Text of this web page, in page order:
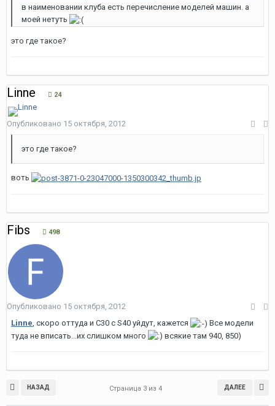
в наименовании клуба есть перечисление моделей машин. а
моей нетуть
это где такое?
Linne 24
Опубликовано 15 октября, 2012
это где такое?
воть
Fibs 498
Опубликовано 15 октября, 2012
Linne, скоро оттуда и C30 с S40 уйдут, кажется
Все модели
туда не вписать...их слишком много
всякие там 940, 850)
НАЗАД ДАЛЕЕ
Страница 3 из 4